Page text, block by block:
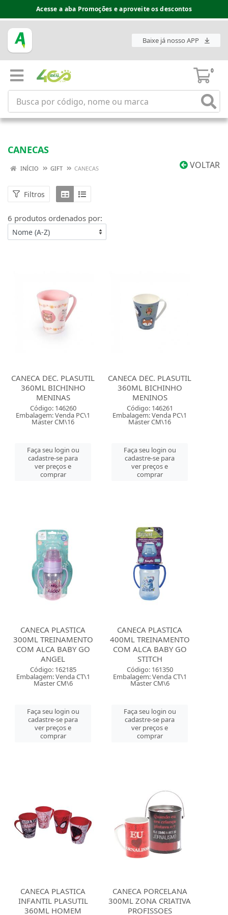
Acesse a aba Promoções e aproveite os descontos
Baixe já nosso APP
0
CANECAS
VOLTAR
INÍCIO GIFT CANECAS
Filtros
6 produtos ordenados por:
CANECA DEC. PLASUTIL
360ML BICHINHO
MENINAS
Código: 146260
Embalagem: Venda PC\1
Master CM\16
Faça seu login ou
cadastre-se para
ver preços e
comprar
CANECA DEC. PLASUTIL
360ML BICHINHO
MENINOS
Código: 146261
Embalagem: Venda PC\1
Master CM\16
Faça seu login ou
cadastre-se para
ver preços e
comprar
CANECA PLASTICA
300ML TREINAMENTO
COM ALCA BABY GO
ANGEL
Código: 162185
Embalagem: Venda CT\1
Master CM\6
Faça seu login ou
cadastre-se para
ver preços e
comprar
CANECA PLASTICA
400ML TREINAMENTO
COM ALCA BABY GO
STITCH
Código: 161350
Embalagem: Venda CT\1
Master CM\6
Faça seu login ou
cadastre-se para
ver preços e
comprar
CANECA PLASTICA
INFANTIL PLASUTIL
360ML HOMEM
CANECA PORCELANA
300ML ZONA CRIATIVA
PROFISSOES